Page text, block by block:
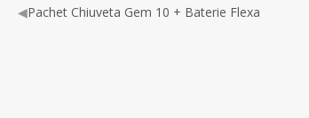
◀Pachet Chiuveta Gem 10 + Baterie Flexa